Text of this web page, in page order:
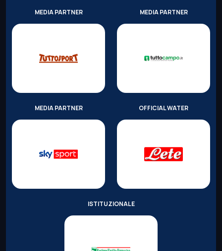
MEDIA PARTNER MEDIA PARTNER
MEDIA PARTNER OFFICIAL WATER
ISTITUZIONALE